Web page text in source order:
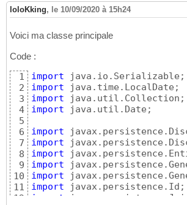
loloKking, le 10/09/2020 à 15h24
Voici ma classe principale
Code :
1
2
3
4
5
6
7
8
9
10
11
12
import
import
import
import java.util.Date;
import
import
import
import
import
import
import